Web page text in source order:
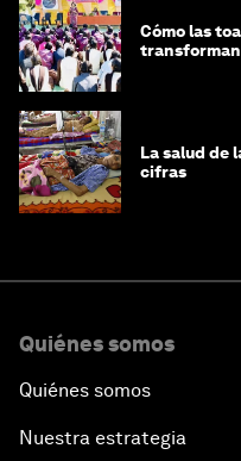
Cómo las
La salud de
cifras
Quiénes somos
Quiénes somos
Nuestra estrategia